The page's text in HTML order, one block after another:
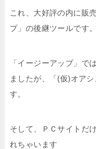
これ、大好評の内に販
プ」の後継ツールです。
「イージーアップ」で
ましたが、「(仮)オア
す。
そして、ＰＣサイトだ
れちゃいます